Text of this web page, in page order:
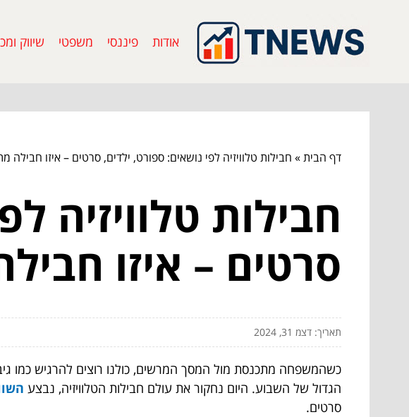
אודות פיננסי משפטי שיווק
דף הבית» חבילות טלוויזיה לפי נושאים: ספורט, ילדים, סרטים – איזו חבילה
חבילות טלוויזיה
סרטים – איזו
תאריך: דצמ 31, 2024
כשהמשפחה מתכנסת מול המסך המרשים, כולנו רוצים להרגיש כמו
הגדול של השבוע. היום נחקור את עולם חבילות הטלוויזיה, נבצע
סרטים.